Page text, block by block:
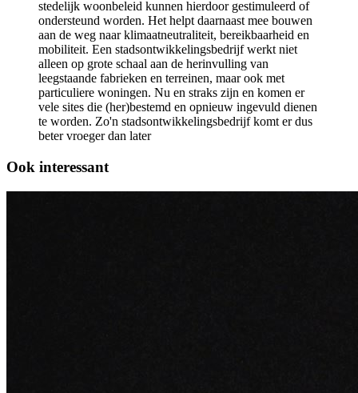
stedelijk woonbeleid kunnen hierdoor gestimuleerd of
ondersteund worden. Het helpt daarnaast mee bouwen
aan de weg naar klimaatneutraliteit, bereikbaarheid en
mobiliteit. Een stadsontwikkelingsbedrijf werkt niet
alleen op grote schaal aan de herinvulling van
leegstaande fabrieken en terreinen, maar ook met
particuliere woningen. Nu en straks zijn en komen er
vele sites die (her)bestemd en opnieuw ingevuld dienen
te worden. Zo'n stadsontwikkelingsbedrijf komt er dus
beter vroeger dan later
Ook interessant